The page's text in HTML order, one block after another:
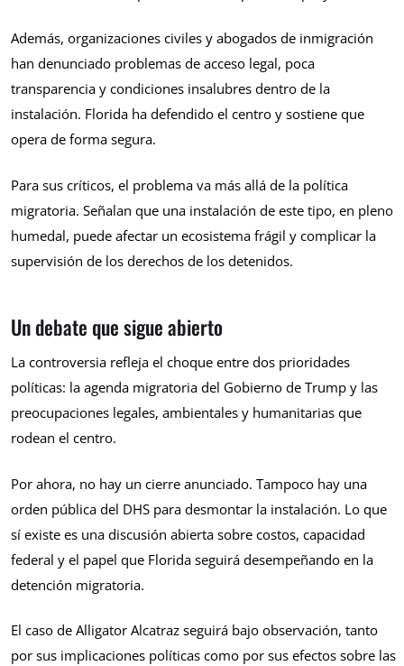
Además, organizaciones civiles y abogados de inmigración
han denunciado problemas de acceso legal, poca
transparencia y condiciones insalubres dentro de la
instalación. Florida ha defendido el centro y sostiene que
opera de forma segura.
Para sus críticos, el problema va más allá de la política
migratoria. Señalan que una instalación de este tipo, en pleno
humedal, puede afectar un ecosistema frágil y complicar la
supervisión de los derechos de los detenidos.
Un debate que sigue abierto
La controversia refleja el choque entre dos prioridades
políticas: la agenda migratoria del Gobierno de Trump y las
preocupaciones legales, ambientales y humanitarias que
rodean el centro.
Por ahora, no hay un cierre anunciado. Tampoco hay una
orden pública del DHS para desmontar la instalación. Lo que
sí existe es una discusión abierta sobre costos, capacidad
federal y el papel que Florida seguirá desempeñando en la
detención migratoria.
El caso de Alligator Alcatraz seguirá bajo observación, tanto
por sus implicaciones políticas como por sus efectos sobre las